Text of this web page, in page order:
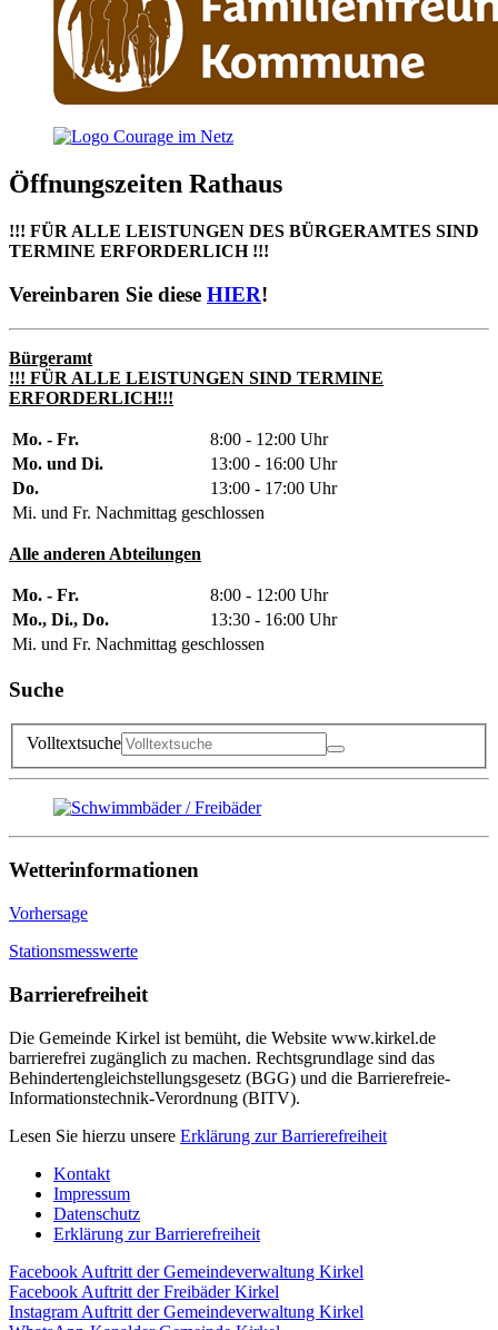
Öffnungszeiten Rathaus
!!! FÜR ALLE LEISTUNGEN DES BÜRGERAMTES SIND
TERMINE ERFORDERLICH !!!
Vereinbaren Sie diese HIER!
Bürgeramt
!!! FÜR ALLE LEISTUNGEN SIND TERMINE
ERFORDERLICH!!!
Mo. - Fr.
8:00 - 12:00 Uhr
Mo. und Di.
13:00 - 16:00 Uhr
Do.
13:00 - 17:00 Uhr
Mi. und Fr. Nachmittag geschlossen
Alle anderen Abteilungen
Mo. - Fr.
8:00 - 12:00 Uhr
Mo., Di., Do.
13:30 - 16:00 Uhr
Mi. und Fr. Nachmittag geschlossen
Suche
Volltextsuche
Wetterinformationen
Vorhersage
Stationsmesswerte
Barrierefreiheit
Die Gemeinde Kirkel ist bemüht, die Website www.kirkel.de
barrierefrei zugänglich zu machen. Rechtsgrundlage sind das
Behindertengleichstellungsgesetz (BGG) und die Barrierefreie-
Informationstechnik-Verordnung (BITV).
Lesen Sie hierzu unsere Erklärung zur Barrierefreiheit
Kontakt
Impressum
Datenschutz
Erklärung zur Barrierefreiheit
Facebook Auftritt derGemeindeverwaltung Kirkel
Facebook Auftritt derFreibäder Kirkel
Instagram Auftritt derGemeindeverwaltung Kirkel